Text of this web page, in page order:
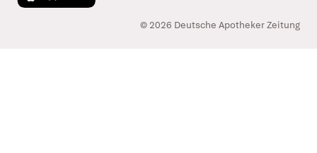
© 2026 Deutsche Apotheker Zeitung